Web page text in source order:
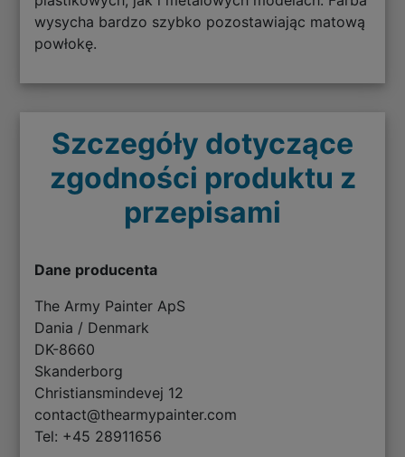
wysycha bardzo szybko pozostawiając matową
powłokę.
Szczegóły dotyczące
zgodności produktu z
przepisami
Dane producenta
The Army Painter ApS
Dania / Denmark
DK-8660
Skanderborg
Christiansmindevej 12
contact@thearmypainter.com
Tel: +45 28911656